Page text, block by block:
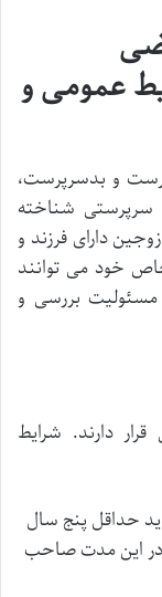
عمومی و
و بدسرپرست،
سرپرستی شناخته
دارای فرزند و
خود می توانند
بررسی و
دارند. شرایط
حداقل پنج سال
در این مدت صاحب